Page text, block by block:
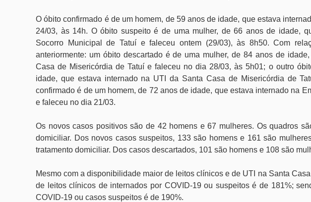
O óbito confirmado é de um homem, de 59 anos de idade, que estava
24/03, às 14h. O óbito suspeito é de uma mulher, de 66 anos de idade,
Socorro Municipal de Tatuí e faleceu ontem (29/03), às 8h50. Com
anteriormente: um óbito descartado é de uma mulher, de 84 anos de
Casa de Misericórdia de Tatuí e faleceu no dia 28/03, às 5h01; o outro
idade, que estava internado na UTI da Santa Casa de Misericórdia de
confirmado é de um homem, de 72 anos de idade, que estava internado na
e faleceu no dia 21/03.
Os novos casos positivos são de 42 homens e 67 mulheres. Os quadros
domiciliar. Dos novos casos suspeitos, 133 são homens e 161 são
tratamento domiciliar. Dos casos descartados, 101 são homens e 108 são
Mesmo com a disponibilidade maior de leitos clínicos e de UTI na Santa
de leitos clínicos de internados por COVID-19 ou suspeitos é de 181%;
COVID-19 ou casos suspeitos é de 190%.